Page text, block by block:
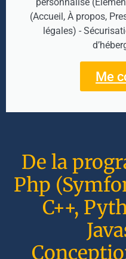
(Accueil, À propos,
légales) -
Me
De la
Php
C++,